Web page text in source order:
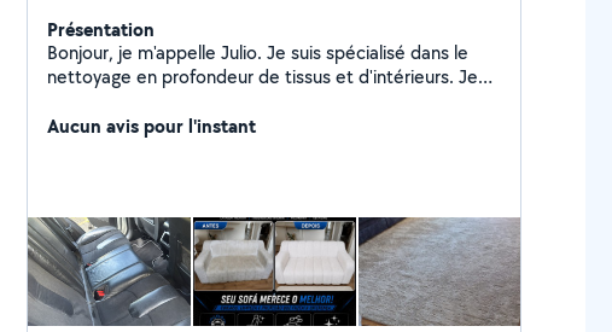
Présentation
Bonjour, je m'appelle Julio. Je suis spécialisé dans le
nettoyage en profondeur de tissus et d'intérieurs. Je
redonner propreté et fraîcheur à vos équipements.
(aspiration et nettoyage des sièges) Je travaille avec
sérieux, ponctualité et le souci du détail afin de garantir
la satisfaction de chaque client. N'hésitez pas à me
contacter pour un devis ou pour toute question. Je
serai ravi de vous aider !
Aucun avis pour l'instant